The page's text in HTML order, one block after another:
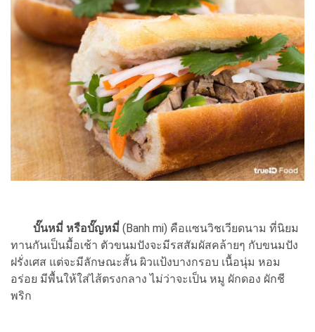
บั๊นหมี่ หรือบั๊ญหมี่ (Banh mi) คือแซนวิชเวียดนาม ที่นิยม
ทานกันเป็นมื้อเช้า ตัวขนมปังจะมีรสสัมผัสคล้ายๆ กับขนมปัง
ฝรั่งเศส แต่จะมีลักษณะสั้น ผิวแป้งบางกรอบ เนื้อนุ่ม หอม
อร่อย มีพื้นให้ใส่ไส้ตรงกลาง ไม่ว่าจะเป็น หมู ผักดอง ผักชี
พริก